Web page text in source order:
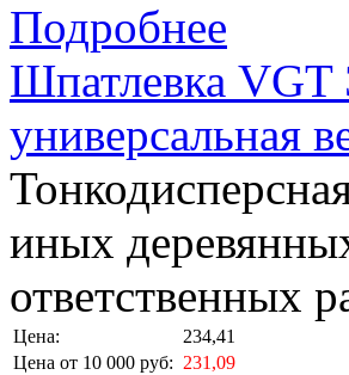
Подробнее
Шпатлевка
универсальная
иных
ответственных
Цена:
234,41
Цена от 10 000 руб: 231,09